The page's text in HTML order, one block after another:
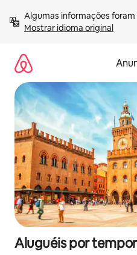
para
Mostrar idioma original
Aluguéis por